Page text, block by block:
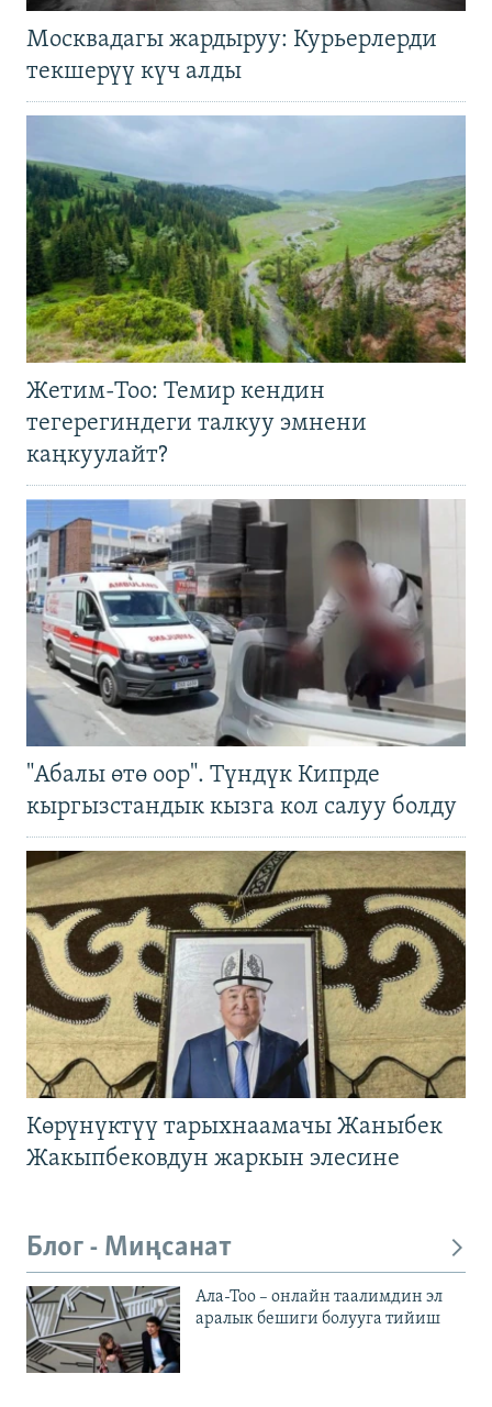
Москвадагы жардыруу: Курьерлерди
текшерүү күч алды
Жетим-Тоо: Темир кендин
тегерегиндеги талкуу эмнени
каңкуулайт?
"Абалы өтө оор". Түндүк Кипрде
кыргызстандык кызга кол салуу болду
Көрүнүктүү тарыхнаамачы Жаныбек
Жакыпбековдун жаркын элесине
Блог - Миңсанат
Ала-Тоо – онлайн таалимдин эл
аралык бешиги болууга тийиш